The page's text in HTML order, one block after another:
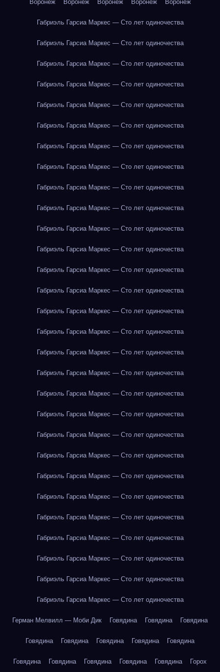
Воронеж Воронеж Воронеж Воронеж Воронеж
Габриэль Гарсиа Маркес — Сто лет одиночества
Габриэль Гарсиа Маркес — Сто лет одиночества
Габриэль Гарсиа Маркес — Сто лет одиночества
Габриэль Гарсиа Маркес — Сто лет одиночества
Габриэль Гарсиа Маркес — Сто лет одиночества
Габриэль Гарсиа Маркес — Сто лет одиночества
Габриэль Гарсиа Маркес — Сто лет одиночества
Габриэль Гарсиа Маркес — Сто лет одиночества
Габриэль Гарсиа Маркес — Сто лет одиночества
Габриэль Гарсиа Маркес — Сто лет одиночества
Габриэль Гарсиа Маркес — Сто лет одиночества
Габриэль Гарсиа Маркес — Сто лет одиночества
Габриэль Гарсиа Маркес — Сто лет одиночества
Габриэль Гарсиа Маркес — Сто лет одиночества
Габриэль Гарсиа Маркес — Сто лет одиночества
Габриэль Гарсиа Маркес — Сто лет одиночества
Габриэль Гарсиа Маркес — Сто лет одиночества
Габриэль Гарсиа Маркес — Сто лет одиночества
Габриэль Гарсиа Маркес — Сто лет одиночества
Габриэль Гарсиа Маркес — Сто лет одиночества
Габриэль Гарсиа Маркес — Сто лет одиночества
Габриэль Гарсиа Маркес — Сто лет одиночества
Габриэль Гарсиа Маркес — Сто лет одиночества
Габриэль Гарсиа Маркес — Сто лет одиночества
Габриэль Гарсиа Маркес — Сто лет одиночества
Габриэль Гарсиа Маркес — Сто лет одиночества
Габриэль Гарсиа Маркес — Сто лет одиночества
Габриэль Гарсиа Маркес — Сто лет одиночества
Габриэль Гарсиа Маркес — Сто лет одиночества
Герман Мелвилл — Моби Дик Говядина Говядина Говядина
Говядина Говядина Говядина Говядина Говядина
Говядина Говядина Говядина Говядина Говядина Горох